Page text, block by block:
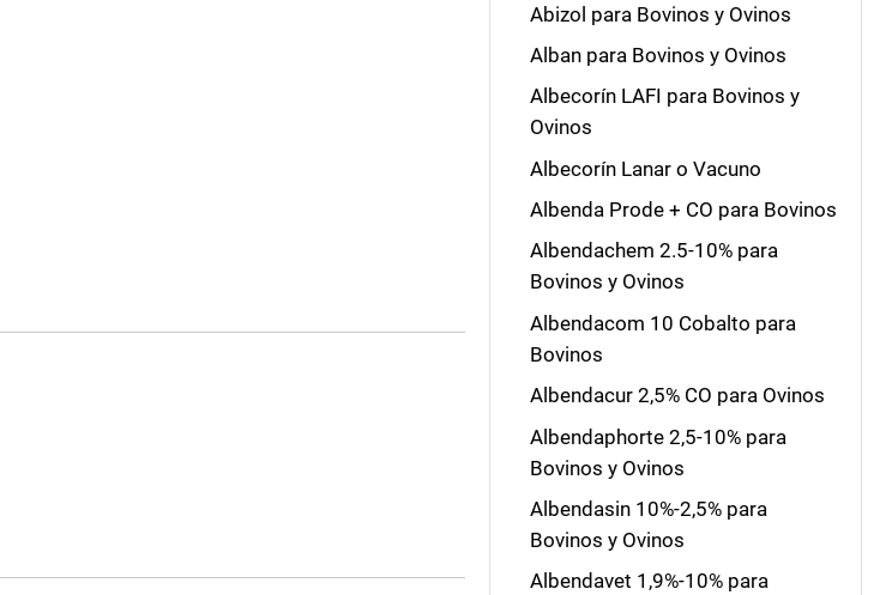
Abizol para Bovinos y Ovinos
Alban para Bovinos y Ovinos
Albecorín LAFI para Bovinos y
Ovinos
Albecorín Lanar o Vacuno
Albenda Prode + CO para Bovinos
Albendachem 2.5-10% para
Bovinos y Ovinos
Albendacom 10 Cobalto para
Bovinos
Albendacur 2,5% CO para Ovinos
Albendaphorte 2,5-10% para
Bovinos y Ovinos
Albendasin 10%-2,5% para
Bovinos y Ovinos
Albendavet 1,9%-10% para